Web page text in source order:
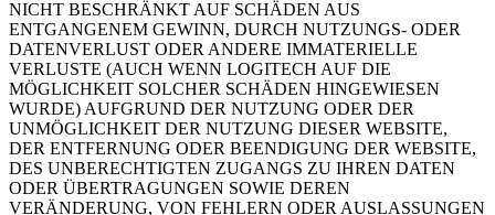
NICHT BESCHRÄNKT AUF SCHÄDEN AUS
ENTGANGENEM GEWINN, DURCH NUTZUNGS- ODER
DATENVERLUST ODER ANDERE IMMATERIELLE
VERLUSTE (AUCH WENN LOGITECH AUF DIE
MÖGLICHKEIT SOLCHER SCHÄDEN HINGEWIESEN
WURDE) AUFGRUND DER NUTZUNG ODER DER
UNMÖGLICHKEIT DER NUTZUNG DIESER WEBSITE,
DER ENTFERNUNG ODER BEENDIGUNG DER WEBSITE,
DES UNBERECHTIGTEN ZUGANGS ZU IHREN DATEN
ODER ÜBERTRAGUNGEN SOWIE DEREN
VERÄNDERUNG, VON FEHLERN ODER AUSLASSUNGEN